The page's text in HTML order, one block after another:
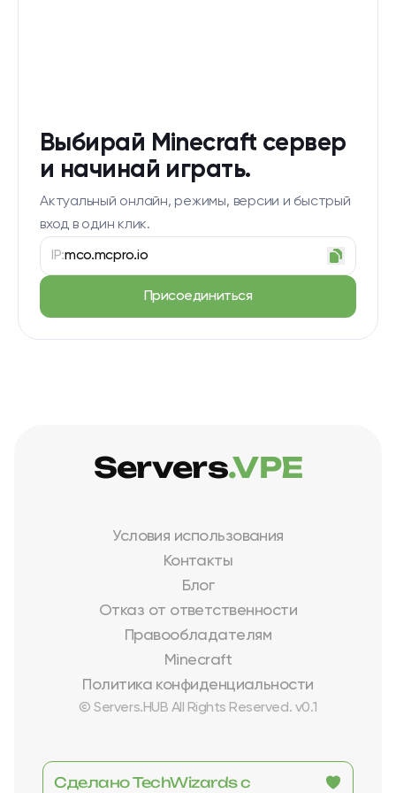
Выбирай Minecraft сервер
и начинай играть.
Актуальный онлайн, режимы, версии и быстрый
вход в один клик.
IP:mco.mcpro.io
Присоединиться
Условия использования
Контакты
Блог
Отказ от ответственности
Правообладателям
Minecraft
Политика конфиденциальности
© Servers.HUB All Rights Reserved. v0.1
Servers.VPE
Сделано TechWizards с